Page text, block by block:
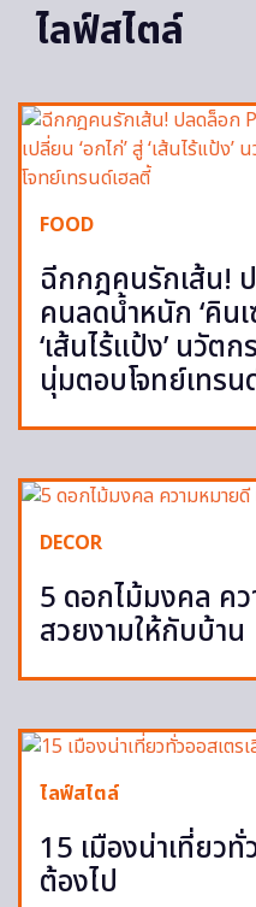
ไลฟ์สไตล์
FOOD
ฉีกกฎคนรักเส้น!
คนลดน้ำหนัก ‘คินเ
‘เส้นไร้แป้ง’ นวัต
นุ่มตอบโจทย์เทรน
DECOR
5 ดอกไม้มงคล ค
สวยงามให้กับบ้าน
ไลฟ์สไตล์
15 เมืองน่าเที่ยว
ต้องไป